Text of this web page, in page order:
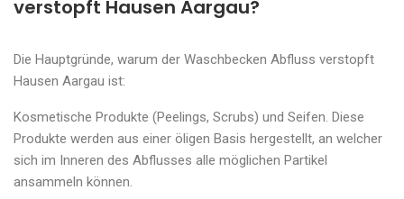
verstopft Hausen Aargau?
Die Hauptgründe, warum der Waschbecken Abfluss verstopft
Hausen Aargau ist:
Kosmetische Produkte (Peelings, Scrubs) und Seifen. Diese
Produkte werden aus einer öligen Basis hergestellt, an welcher
sich im Inneren des Abflusses alle möglichen Partikel
ansammeln können.